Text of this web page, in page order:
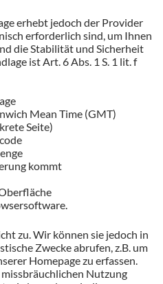
erhebt jedoch der Provider
erforderlich sind, um Ihnen
die Stabilität und Sicherheit
ist Art. 6 Abs. 1 S. 1 lit. f
Mean Time (GMT)
Seite)
kommt
zu. Wir können sie jedoch in
Zwecke abrufen, z.B. um
Homepage zu erfassen.
Nutzung